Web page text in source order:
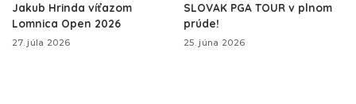
Jakub Hrinda víťazom
Lomnica Open 2026
27. júla 2026
SLOVAK PGA TOUR v plnom
prúde!
25. júna 2026